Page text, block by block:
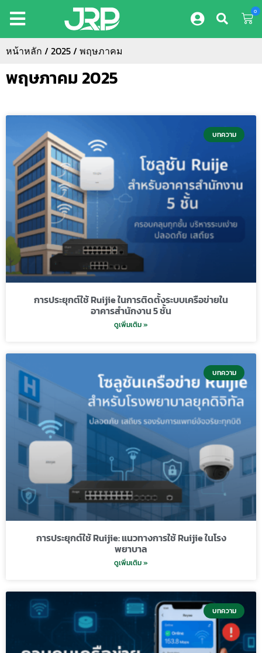
0
หน้าหลัก / 2025/ พฤษภาคม
พฤษภาคม 2025
บทความ
การประยุกต์ใช้ Ruijie ในการติดตั้งระบบเครือข่ายใน
อาคารสำนักงาน 5 ชั้น
ดูเพิ่มเติม »
บทความ
การประยุกต์ใช้ Ruijie: แนวทางการใช้ Ruijie ในโรง
พยาบาล
ดูเพิ่มเติม »
บทความ